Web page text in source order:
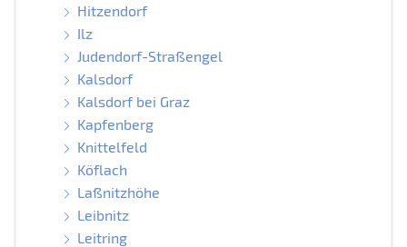
Hitzendorf
Ilz
Judendorf-Straßengel
Kalsdorf
Kalsdorf bei Graz
Kapfenberg
Knittelfeld
Köflach
Laßnitzhöhe
Leibnitz
Leitring